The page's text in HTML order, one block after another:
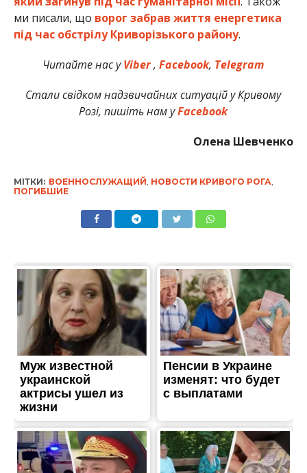
ми писали, що ворог забрав життя енергетика
під час обстрілу Криворізького району.
Читайте нас уViber,Facebook, Telegram
Стали свідком надзвичайних ситуацій у Кривому
Розі, пишіть нам уFacebook
Олена Шевченко
МІТКИ: ВОЕННОСЛУЖАЩИЙ НОВОСТИ КРИВОГО РОГА
ПОГИБШИЕ